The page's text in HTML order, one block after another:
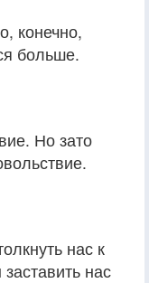
конечно,
больше.
Но зато
нас к
нас